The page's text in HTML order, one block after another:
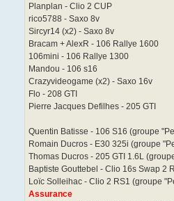
Planplan - Clio 2 CUP
rico5788 - Saxo 8v
Sircyr14 (x2) - Saxo 8v
Bracam + AlexR - 106 Rallye 1600
106mini - 106 Rallye 1300
Mandou - 106 s16
Crazyvideogame (x2) - Saxo 16v
Flo - 208 GTI
Pierre Jacques Defilhes - 205 GTI
Quentin Batisse - 106 S16 (groupe
Romain Ducros - E30 325i (groupe
Thomas Ducros - 205 GTI 1.6L
Baptiste Gouttebel - Clio 16s Swap 2
Loïc Solleihac - Clio 2 RS1 (groupe
Assurance